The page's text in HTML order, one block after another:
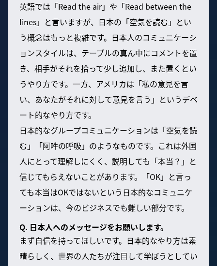
英語では「Read the air」や「Read between the
lines」と言いますが、日本の「空気を読む」とい
う概念はもっと複雑です。日本人のコミュニケーシ
ョンスタイルは、テーブルの真ん中にコメントを置
き、相手がそれを拾って少し追加し、また置くとい
うやり方です。一方、アメリカは「私の意見を言
い、あなたがそれに対して意見を言う」というデベ
ート的なやり方です。
日本的なグループコミュニケーションは「空気を読
む」「阿吽の呼吸」のようなものです。これは外国
人にとって理解しにくく、説明しても「本当？」と
信じてもらえないことがあります。「OK」と言っ
ても本当はOKではないという日本的なコミュニケ
ーションは、今のビジネスでも難しい部分です。
Q. 日本人へのメッセージをお願いします。
まず自信を持ってほしいです。日本的なやり方は素
晴らしく、世界の人たちが注目して学ぼうとしてい